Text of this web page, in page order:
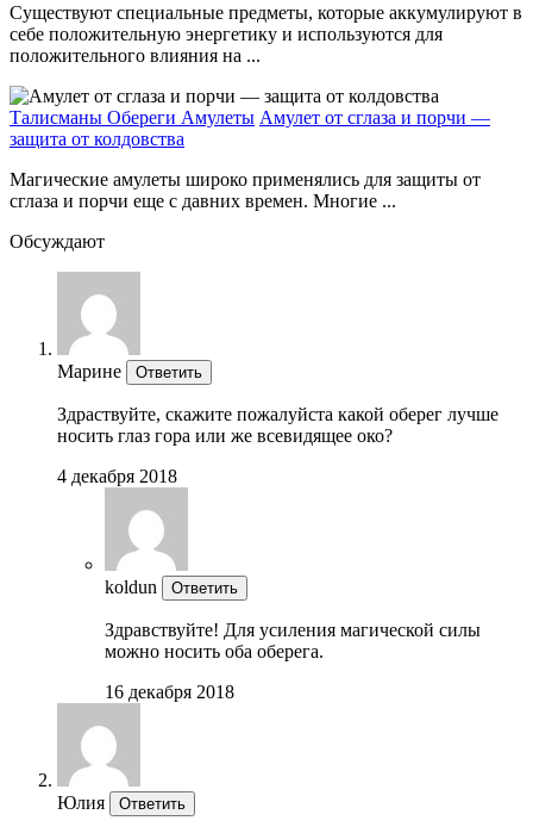
Существуют специальные предметы, которые аккумулируют в
себе положительную энергетику и используются для
положительного влияния на ...
Талисманы Обереги Амулеты Амулет от сглаза и порчи —
защита от колдовства
Магические амулеты широко применялись для защиты от
сглаза и порчи еще с давних времен. Многие ...
Обсуждают
Марине Ответить
Здраствуйте, скажите пожалуйста какой оберег лучше
носить глаз гора или же всевидящее око?
4 декабря 2018
koldun Ответить
Здравствуйте! Для усиления магической силы
можно носить оба оберега.
16 декабря 2018
Юлия Ответить